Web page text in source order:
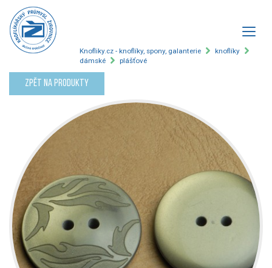
Knofliky.cz - knoflíky, spony, galanterie
knoflíky
dámské
plášťové
Zpět na produkty